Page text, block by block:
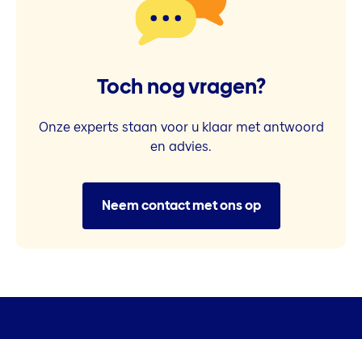
Toch nog vragen?
Onze experts staan voor u klaar met antwoord
en advies.
Neem contact met ons op